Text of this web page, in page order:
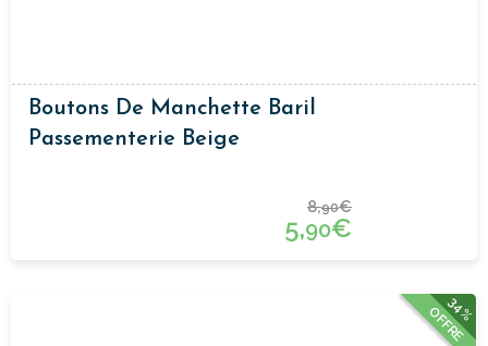
Boutons De Manchette Baril
Passementerie Beige
8,90€
5,90€
34%
OFFRE